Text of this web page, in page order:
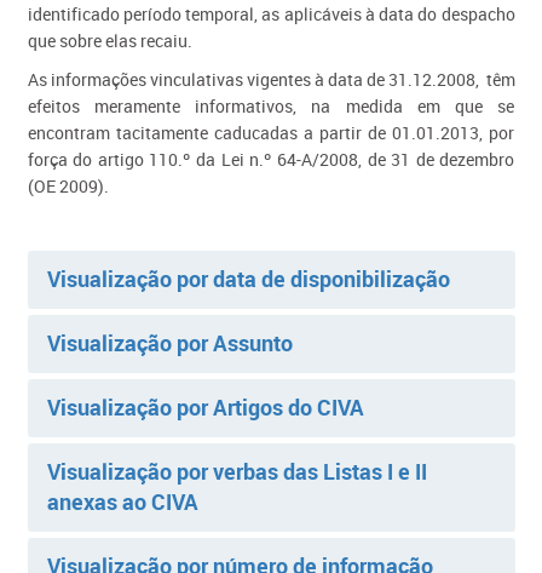
identificado período temporal, as aplicáveis à data do despacho
que sobre elas recaiu.
As informações vinculativas vigentes à data de 31.12.2008, têm
efeitos meramente informativos, na medida em que se
encontram tacitamente caducadas a partir de 01.01.2013, por
força do artigo 110.º da Lei n.º 64-A/2008, de 31 de dezembro
(OE 2009).
Visualização por data de disponibilização
Visualização por Assunto
Visualização por Artigos do CIVA
Visualização por verbas das Listas I e II
anexas ao CIVA
Visualização por número de informação